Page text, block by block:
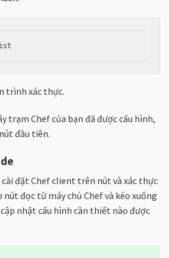
trình xác thực.
trạm Chef của bạn đã được cấu hình,
đầu tiên.
đặt Chef client trên nút và xác thực
nút đọc từ máy chủ Chef và kéo xuống
nhật cấu hình cần thiết nào được